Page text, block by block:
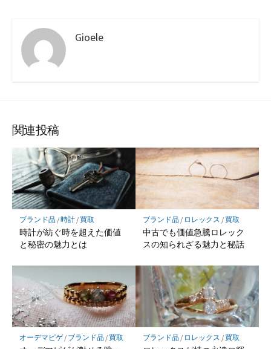
Gioele
関連投稿
ブランド品/時計/ 買取
時計が紡ぐ時を超えた価値
と秘密の魅力とは
ブランド品/ ロレックス / 買取
中古でも価値急騰ロレック
スの知られざる魅力と秘話
オーデマピゲ/ ブランド品/ 買取 ブランド品/ ロレックス / 買取